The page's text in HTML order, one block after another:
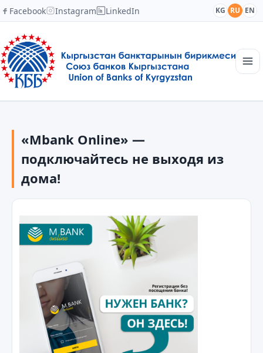
Facebook Instagram LinkedIn KG RU EN
Новости
Академия
Члены и партнеры
Сотрудничество
Контакты
«Mbank Online» —
подключайтесь не выходя из
дома!